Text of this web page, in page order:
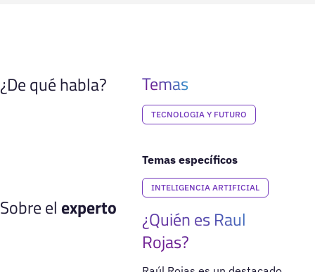
¿De qué habla? Temas
TECNOLOGIA Y FUTURO
Temas específicos
INTELIGENCIA ARTIFICIAL
Sobre el experto
¿Quién es Raul
Rojas?